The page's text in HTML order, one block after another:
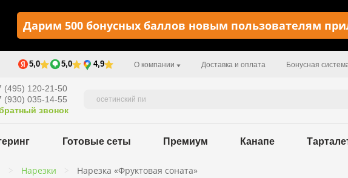
Дарим 500 бонусных баллов новым пользователям
5,0 5,0 4,9 О компании Доставка и оплата Бонусная
(495) 120-21-50
(930) 035-14-55
звонок
Готовые сеты Премиум Канапе
Нарезки Нарезка «Фруктовая соната»